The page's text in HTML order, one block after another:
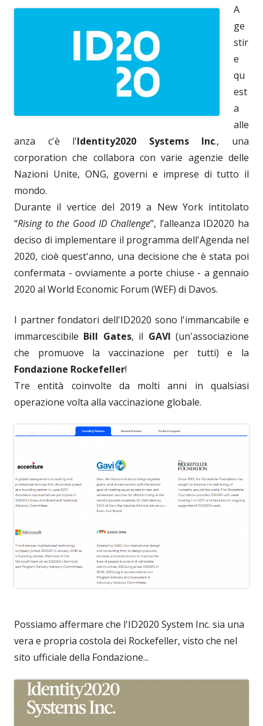
A
ge
stir
e
qu
est
a
alle
anza c'è l'Identity2020 Systems Inc., una
corporation che collabora con varie agenzie delle
Nazioni Unite, ONG, governi e imprese di tutto il
mondo.
Durante il vertice del 2019 a New York intitolato
“Rising to the Good ID Challenge”, l’alleanza ID2020 ha
deciso di implementare il programma dell'Agenda nel
2020, cioè quest'anno, una decisione che è stata poi
confermata - ovviamente a porte chiuse - a gennaio
2020 al World Economic Forum (WEF) di Davos.
I partner fondatori dell'ID2020 sono l'immancabile e
immarcescibile Bill Gates, il GAVI(un'associazione
che promuove la vaccinazione per tutti) e la
Fondazione Rockefeller!
Tre entità coinvolte da molti anni in qualsiasi
operazione volta alla vaccinazione globale.
Possiamo affermare che l'ID2020 System Inc. sia una
vera e propria costola dei Rockefeller, visto che nel
sito ufficiale della Fondazione...